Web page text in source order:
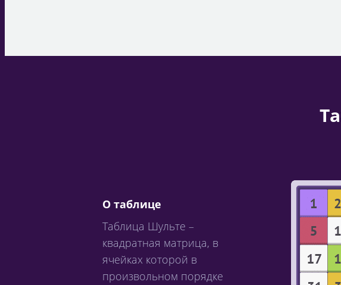
О таблице
Таблица Шульте –
квадратная матрица, в
ячейках которой в
произвольном порядке